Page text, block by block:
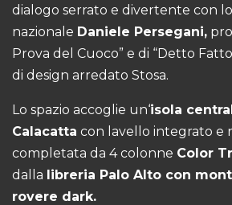
dialogo serrato e divertente con
nazionale Daniele Persegani,
Prova del Cuoco” e di “Detto
di design arredato Stosa.
Lo spazio accoglie un‘isola
Calacatta con lavello integrato e
completata da 4 colonne Color
dalla libreria Palo Alto con
rovere dark.